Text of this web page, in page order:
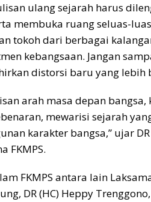
ulang sejarah harus
membuka ruang seluas-
tokoh dari berbagai
kebangsaan. Jangan
distorsi baru yang lebih
arah masa depan
mewarisi sejarah
karakter bangsa,” ujar DR
FKMPS.
FKMPS antara lain
DR (HC) Heppy